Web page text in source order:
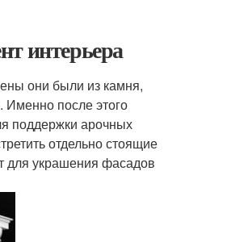
интерьера
они были из камня,
Именно после этого
поддержки арочных
отдельно стоящие
для украшения фасадов